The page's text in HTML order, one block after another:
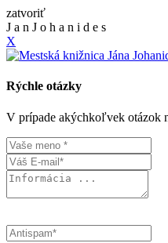
zatvoriť
J a n J o h a n i d e s
X
Rýchle otázky
V prípade akýchkoľvek otázok